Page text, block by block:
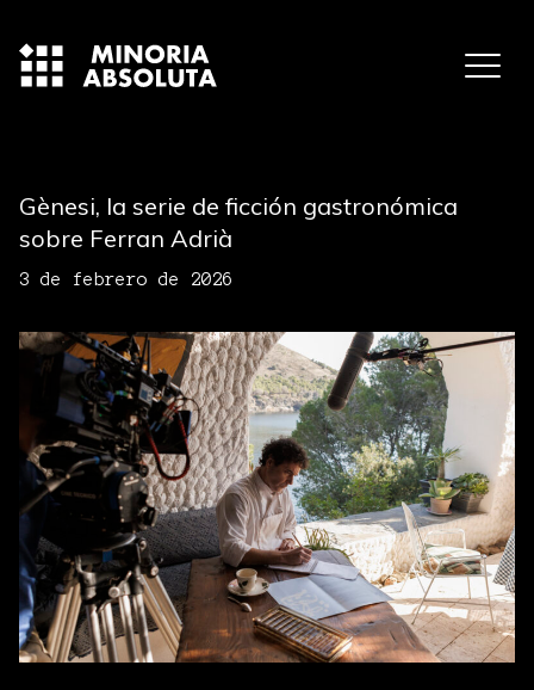
Gènesi, la serie de ficción gastronómica
sobre Ferran Adrià
3 de febrero de 2026